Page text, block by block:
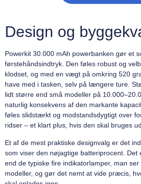
Design og
Powerkit 30.000 mAh powerbanken gør et
førstehåndsindtryk. Den føles robust og
klodset, og med en vægt på omkring 520
have med i tasken, selv på længere ture.
lidt større end små modeller på
naturlig konsekvens af den markante
føles slidstærkt og modstandsdygtigt over
ridser – et klart plus, hvis den skal bruges
Et af de mest praktiske designvalg er det
som viser den nøjagtige batteriprocent.
end de typiske fire indikatorlamper, man
modeller, og gør det nemt at vide præcis,